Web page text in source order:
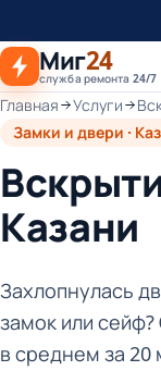
основному
контенту
Миг24
служба ремонта 24/7
Главная Услуги
Замки и двери ·
Казани
Захлопнулась
замок или
в среднем за 20